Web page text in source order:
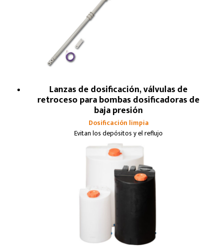
Lanzas de dosificación, válvulas de
retroceso para bombas dosificadoras de
baja presión
Dosificación limpia
Evitan los depósitos y el reflujo